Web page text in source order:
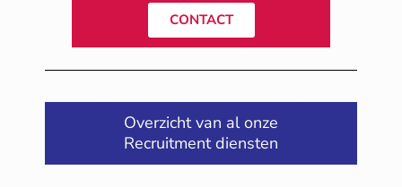
CONTACT
Overzicht van al onze
Recruitment diensten